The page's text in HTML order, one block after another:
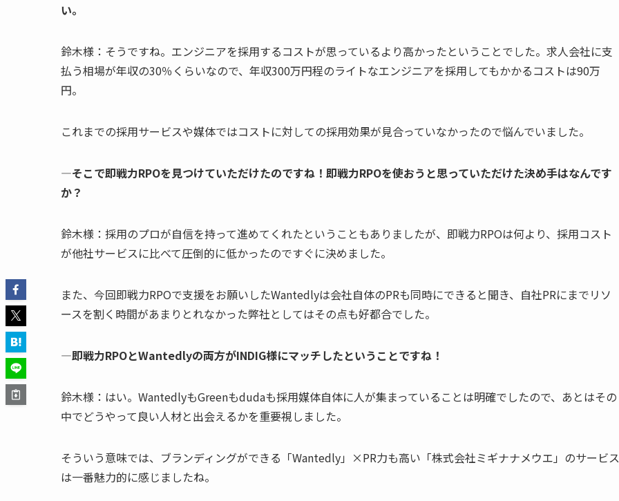
い。
鈴木様：そうですね。エンジニアを採用するコストが思っているより高かったということでした。求人会社に支
払う相場が年収の30％くらいなので、年収300万円程のライトなエンジニアを採用してもかかるコストは90万
円。
これまでの採用サービスや媒体ではコストに対しての採用効果が見合っていなかったので悩んでいました。
―そこで即戦力RPOを見つけていただけたのですね！即戦力RPOを使おうと思っていただけた決め手はなんです
か？
鈴木様：採用のプロが自信を持って進めてくれたということもありましたが、即戦力RPOは何より、採用コスト
が他社サービスに比べて圧倒的に低かったのですぐに決めました。
また、今回即戦力RPOで支援をお願いしたWantedlyは会社自体のPRも同時にできると聞き、自社PRにまでリソ
ースを割く時間があまりとれなかった弊社としてはその点も好都合でした。
―即戦力RPOとWantedlyの両方がINDIG様にマッチしたということですね！
鈴木様：はい。WantedlyもGreenもdudaも採用媒体自体に人が集まっていることは明確でしたので、あとはその
中でどうやって良い人材と出会えるかを重要視しました。
そういう意味では、ブランディングができる「Wantedly」×PR力も高い「株式会社ミギナナメウエ」のサービス
は一番魅力的に感じましたね。